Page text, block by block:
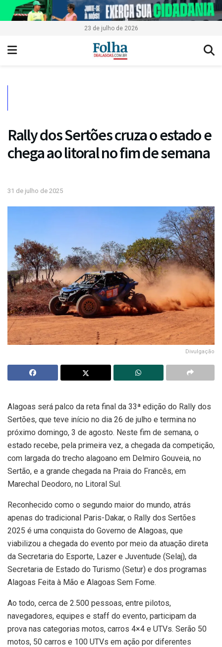
23 de julho de 2026
Rally dos Sertões cruza o estado e
chega ao litoral no fim de semana
31 de julho de 2025
Divulgação
Alagoas será palco da reta final da 33ª edição do Rally dos
Sertões, que teve início no dia 26 de julho e termina no
próximo domingo, 3 de agosto. Neste fim de semana, o
estado recebe, pela primeira vez, a chegada da competição,
com largada do trecho alagoano em Delmiro Gouveia, no
Sertão, e a grande chegada na Praia do Francês, em
Marechal Deodoro, no Litoral Sul.
Reconhecido como o segundo maior do mundo, atrás
apenas do tradicional Paris-Dakar, o Rally dos Sertões
2025 é uma conquista do Governo de Alagoas, que
viabilizou a chegada do evento por meio da atuação direta
da Secretaria do Esporte, Lazer e Juventude (Selaj), da
Secretaria de Estado do Turismo (Setur) e dos programas
Alagoas Feita à Mão e Alagoas Sem Fome.
Ao todo, cerca de 2.500 pessoas, entre pilotos,
navegadores, equipes e staff do evento, participam da
prova nas categorias motos, carros 4×4 e UTVs. Serão 50
motos, 50 carros e 100 UTVs em ação por diferentes